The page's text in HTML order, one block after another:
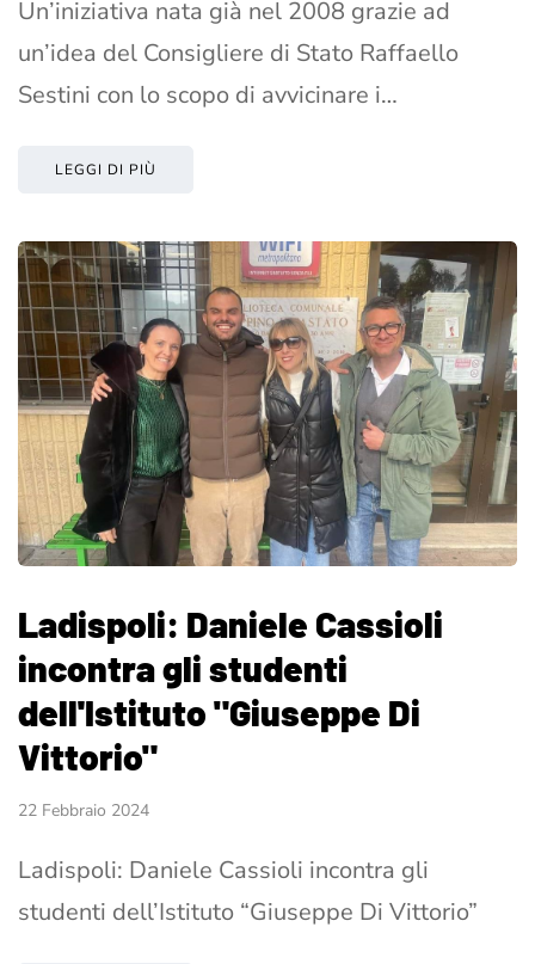
Un’iniziativa nata già nel 2008 grazie ad
un’idea del Consigliere di Stato Raffaello
Sestini con lo scopo di avvicinare i…
LEGGI DI PIÙ
Ladispoli: Daniele Cassioli
incontra gli studenti
dell'Istituto "Giuseppe Di
Vittorio"
22 Febbraio 2024
Ladispoli: Daniele Cassioli incontra gli
studenti dell’Istituto “Giuseppe Di Vittorio”